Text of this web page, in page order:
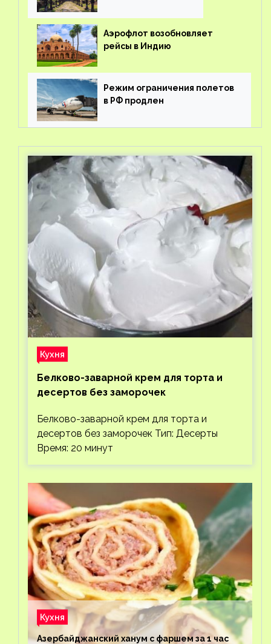
Аэрофлот возобновляет
рейсы в Индию
Режим ограничения полетов
в РФ продлен
Кухня
Белково-заварной крем для торта и
десертов без заморочек
Белково-заварной крем для торта и
десертов без заморочек Тип: Десерты
Время: 20 минут
Кухня
Азербайджанский ханум с фаршем за 1 час